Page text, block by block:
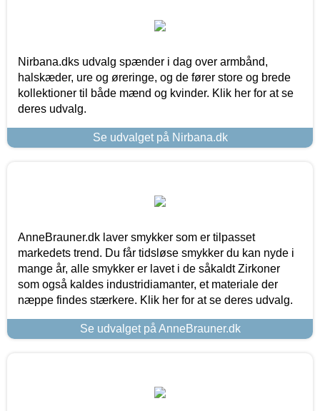
Nirbana.dks udvalg spænder i dag over armbånd,
halskæder, ure og øreringe, og de fører store og brede
kollektioner til både mænd og kvinder. Klik her for at se
deres udvalg.
Se udvalget på Nirbana.dk
AnneBrauner.dk laver smykker som er tilpasset
markedets trend. Du får tidsløse smykker du kan nyde i
mange år, alle smykker er lavet i de såkaldt Zirkoner
som også kaldes industridiamanter, et materiale der
næppe findes stærkere. Klik her for at se deres udvalg.
Se udvalget på AnneBrauner.dk